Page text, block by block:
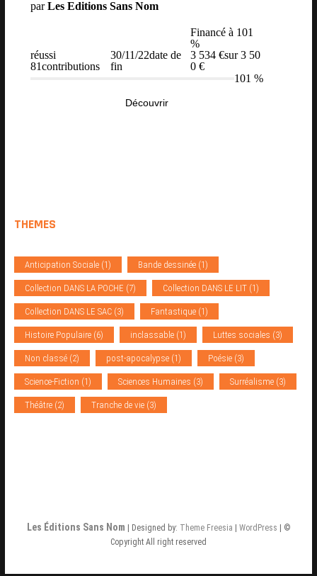
THEMES
Anticipation Sociale(1) Bande dessinée(1)
Collection DANS LA POCHE (7) Collection DANS LE LIT(1)
Collection DANS LE SAC(3) Fantastique(1)
Histoire Populaire(6) inclassable(1) Luttes sociales (3)
Non classé(2) post-apocalypse(1) Poésie(3)
Science-Fiction (1) Sciences Humaines (3) Surréalisme(3)
Théâtre(2) Tranche de vie(3)
Les Éditions Sans Nom | Designed by: Theme Freesia WordPress | ©
Copyright All right reserved